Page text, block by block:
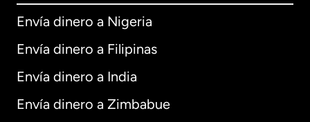
Envía dinero a Nigeria
Envía dinero a Filipinas
Envía dinero a India
Envía dinero a Zimbabue